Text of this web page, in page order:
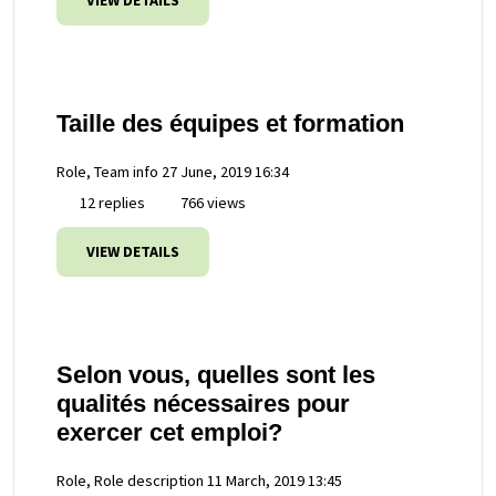
Taille des équipes et formation
Role, Team info 27 June, 2019 16:34
12 replies
766 views
VIEW DETAILS
Selon vous, quelles sont les
qualités nécessaires pour
exercer cet emploi?
Role, Role description 11 March, 2019 13:45